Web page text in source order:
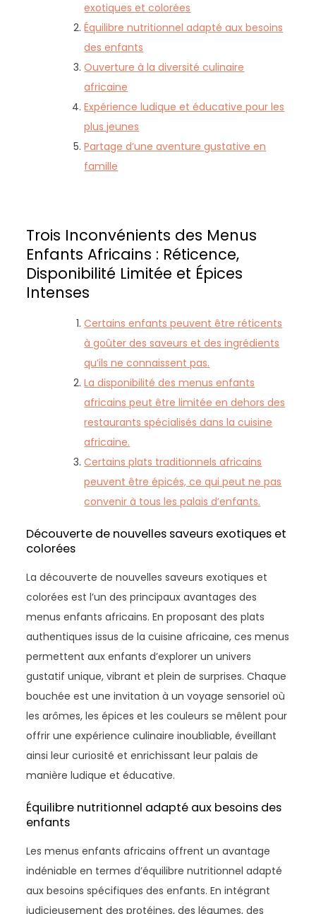
exotiques et colorées
Équilibre nutritionnel adapté aux besoins
des enfants
Ouverture à la diversité culinaire
africaine
Expérience ludique et éducative pour les
plus jeunes
Partage d’une aventure gustative en
famille
Trois Inconvénients des Menus
Enfants Africains : Réticence,
Disponibilité Limitée et Épices
Intenses
Certains enfants peuvent être réticents
à goûter des saveurs et des ingrédients
qu’ils ne connaissent pas.
La disponibilité des menus enfants
africains peut être limitée en dehors des
restaurants spécialisés dans la cuisine
africaine.
Certains plats traditionnels africains
peuvent être épicés, ce qui peut ne pas
convenir à tous les palais d’enfants.
Découverte de nouvelles saveurs exotiques et
colorées
La découverte de nouvelles saveurs exotiques et
colorées est l’un des principaux avantages des
menus enfants africains. En proposant des plats
authentiques issus de la cuisine africaine, ces menus
permettent aux enfants d’explorer un univers
gustatif unique, vibrant et plein de surprises. Chaque
bouchée est une invitation à un voyage sensoriel où
les arômes, les épices et les couleurs se mêlent pour
offrir une expérience culinaire inoubliable, éveillant
ainsi leur curiosité et enrichissant leur palais de
manière ludique et éducative.
Équilibre nutritionnel adapté aux besoins des
enfants
Les menus enfants africains offrent un avantage
indéniable en termes d’équilibre nutritionnel adapté
aux besoins spécifiques des enfants. En intégrant
judicieusement des protéines, des légumes, des